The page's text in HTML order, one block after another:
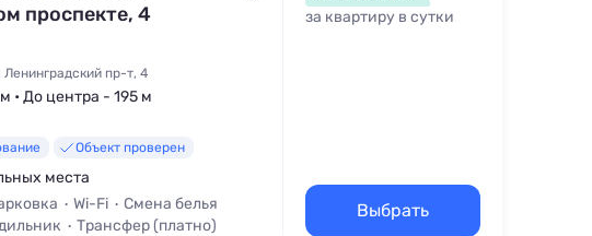
проспекте, 4
пр-т, 4
• До центра - 195 м
Объект проверен
места
Wi-Fi
Смена белья
Трансфер (платно)
за квартиру в сутки
Выбрать